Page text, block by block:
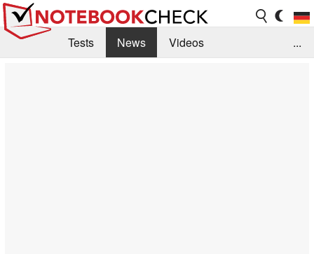
Tests News
Videos
...